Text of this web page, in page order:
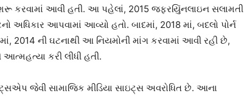
શરૂ કરવામાં આવી હતી. આ પહેલાં, 2015 જફરયિુંનલાઇન સલામતી
અધિકાર આપવામાં આવ્યો હતો. બાદમાં, 2018 માં, બદલો પોર્ન
2014 ની ઘટનાથી આ નિયમોની માંગ કરવામાં આવી રહી છે,
કરી લીધી હતી.
જેવી સામાજિક મીડિયા સાઇટ્સ અવરોધિત છે. આના